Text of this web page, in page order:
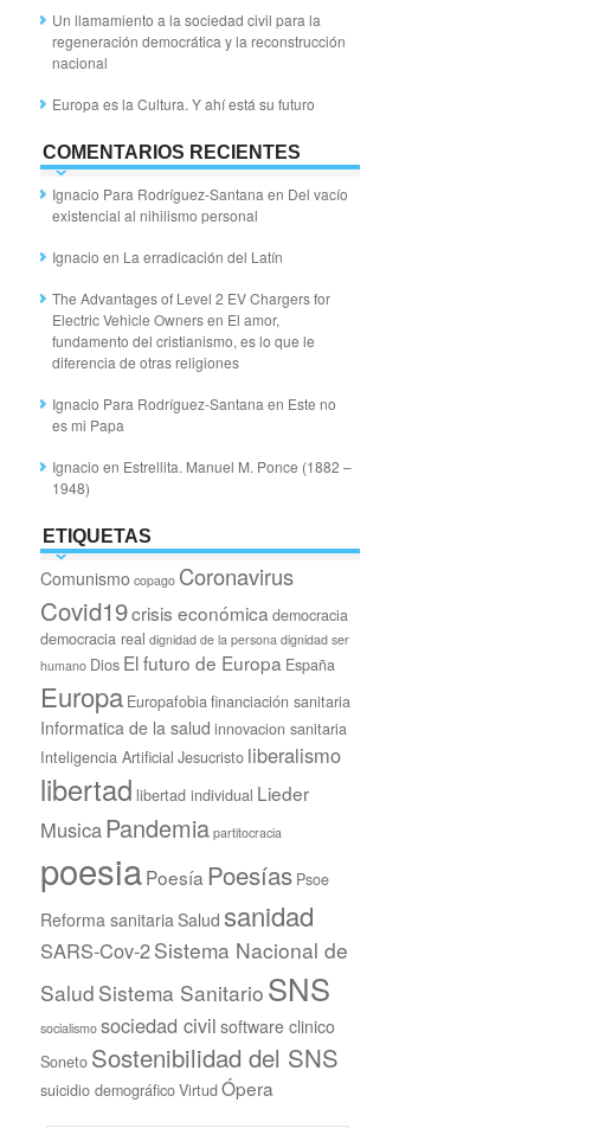
Un llamamiento a la sociedad civil para la
regeneración democrática y la reconstrucción
nacional
Europa es la Cultura. Y ahí está su futuro
COMENTARIOS RECIENTES
Ignacio Para Rodríguez-Santana en Del vacío
existencial al nihilismo personal
Ignacio en La erradicación del Latín
The Advantages of Level 2 EV Chargers for
Electric Vehicle Ownersen El amor,
fundamento del cristianismo, es lo que le
diferencia de otras religiones
Ignacio Para Rodríguez-Santana en Este no
es mi Papa
Ignacio en Estrellita. Manuel M. Ponce (1882 –
1948)
ETIQUETAS
Comunismo copago Coronavirus
Covid19crisis económica democracia
democracia real dignidad de la persona dignidad ser
humano Dios El futuro de Europa España
Europa Europafobiafinanciación sanitaria
Informatica de la salud innovacion sanitaria
Inteligencia Artificial Jesucristo liberalismo
libertad libertad individual Lieder
MusicaPandemia partitocracia
poesiaPoesía Poesías Psoe
Reforma sanitariaSalud sanidad
SARS-Cov-2Sistema Nacional de
Salud Sistema Sanitario SNS
socialismo sociedad civil software clinico
Soneto Sostenibilidad del SNS
suicidio demográficoVirtudÓpera